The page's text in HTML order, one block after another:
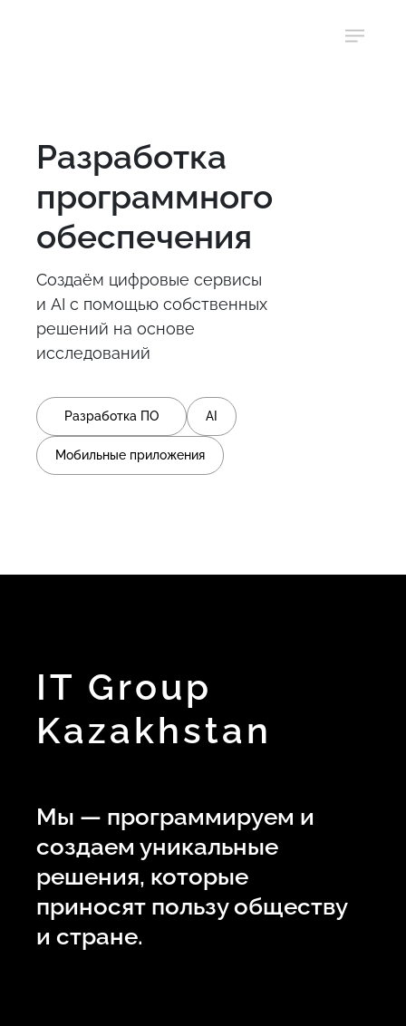
Разработка
программного
обеспечения
Создаём цифровые сервисы
и AI с помощью собственных
решений на основе
исследований
Разработка ПО AI
Мобильные приложения
IT Group
Kazakhstan
Мы — программируем и
создаем уникальные
решения, которые
приносят пользу обществу
и стране.